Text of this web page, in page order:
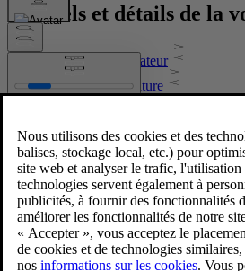
Manuels et détails de la
Manuel de l'utilisateur
Logiciel de la voiture
Télécharger l’application
Télécharger des cartes